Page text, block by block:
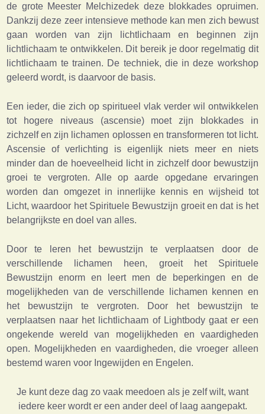
de grote Meester Melchizedek deze blokkades opruimen.
Dankzij deze zeer intensieve methode kan men zich bewust
gaan worden van zijn lichtlichaam en beginnen zijn
lichtlichaam te ontwikkelen. Dit bereik je door regelmatig dit
lichtlichaam te trainen. De techniek, die in deze workshop
geleerd wordt, is daarvoor de basis.
Een ieder, die zich op spiritueel vlak verder wil ontwikkelen
tot hogere niveaus (ascensie) moet zijn blokkades in
zichzelf en zijn lichamen oplossen en transformeren tot licht.
Ascensie of verlichting is eigenlijk niets meer en niets
minder dan de hoeveelheid licht in zichzelf door bewustzijn
groei te vergroten. Alle op aarde opgedane ervaringen
worden dan omgezet in innerlijke kennis en wijsheid tot
Licht, waardoor het Spirituele Bewustzijn groeit en dat is het
belangrijkste en doel van alles.
Door te leren het bewustzijn te verplaatsen door de
verschillende lichamen heen, groeit het Spirituele
Bewustzijn enorm en leert men de beperkingen en de
mogelijkheden van de verschillende lichamen kennen en
het bewustzijn te vergroten. Door het bewustzijn te
verplaatsen naar het lichtlichaam of Lightbody gaat er een
ongekende wereld van mogelijkheden en vaardigheden
open. Mogelijkheden en vaardigheden, die vroeger alleen
bestemd waren voor Ingewijden en Engelen.
Je kunt deze dag zo vaak meedoen als je zelf wilt, want
iedere keer wordt er een ander deel of laag aangepakt.